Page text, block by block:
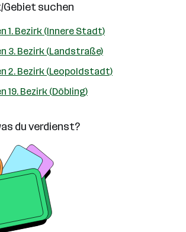
Gebiet suchen
1. Bezirk (Innere Stadt)
3. Bezirk (Landstraße)
2. Bezirk (Leopoldstadt)
19. Bezirk (Döbling)
du verdienst?